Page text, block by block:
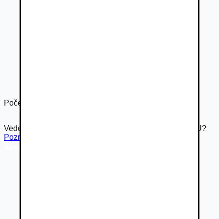
Počet dverí
Vedeli ste že Autovia.sk je súčasťou rodiny Autobazar.EU?
Pozrieť inzerát na